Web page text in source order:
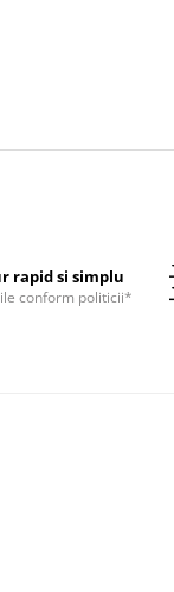
rapid si simplu
conform politicii*